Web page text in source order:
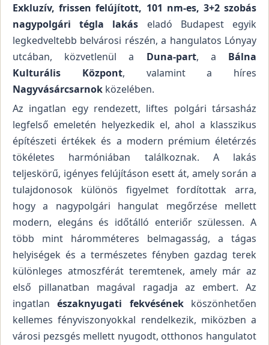
Exkluzív, frissen felújított, 101 nm-es, 3+2 szobás
nagypolgári tégla lakás eladó Budapest egyik
legkedveltebb belvárosi részén, a hangulatos Lónyay
utcában, közvetlenül a Duna-part, a Bálna
Kulturális Központ, valamint a híres
Nagyvásárcsarnok közelében.
Az ingatlan egy rendezett, liftes polgári társasház
legfelső emeletén helyezkedik el, ahol a klasszikus
építészeti értékek és a modern prémium életérzés
tökéletes harmóniában találkoznak. A lakás
teljeskörű, igényes felújításon esett át, amely során a
tulajdonosok különös figyelmet fordítottak arra,
hogy a nagypolgári hangulat megőrzése mellett
modern, elegáns és időtálló enteriőr szülessen. A
több mint háromméteres belmagasság, a tágas
helyiségek és a természetes fényben gazdag terek
különleges atmoszférát teremtenek, amely már az
első pillanatban magával ragadja az embert. Az
ingatlanészaknyugati fekvésénekköszönhetően
kellemes fényviszonyokkal rendelkezik, miközben a
városi pezsgés mellett nyugodt, otthonos hangulatot